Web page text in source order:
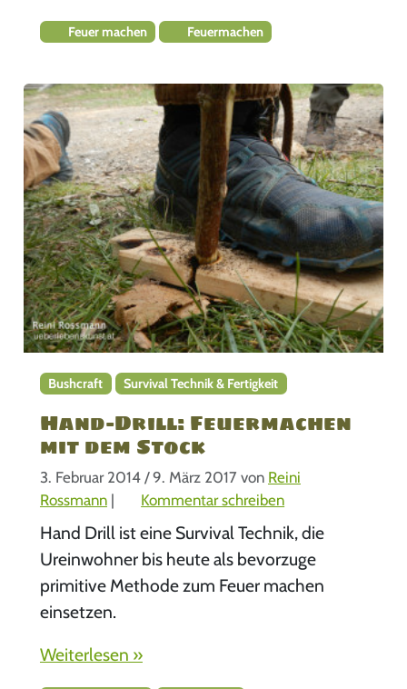
Feuer machen Feuermachen
Bushcraft Survival Technik & Fertigkeit
Hand-Drill: Feuermachen
mit dem Stock
3. Februar 2014 / 9. März 2017 von Reini
Rossmann | Kommentar schreiben
Hand Drill ist eine Survival Technik, die
Ureinwohner bis heute als bevorzuge
primitive Methode zum Feuer machen
einsetzen.
Weiterlesen »